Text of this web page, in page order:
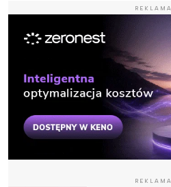
REKLAMA
REKLAMA